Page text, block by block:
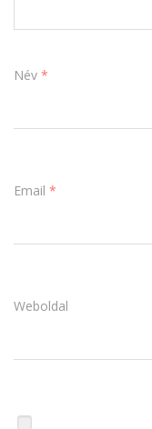
Név *
Email *
Weboldal